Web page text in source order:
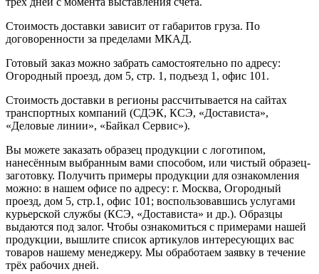
Стоимость доставки зависит от габаритов груза. По
договоренности за пределами МКАД.
Готовый заказ можно забрать самостоятельно по адресу:
Огородный проезд, дом 5, стр. 1, подъезд 1, офис 101.
Стоимость доставки в регионы рассчитывается на сайтах
транспортных компаний (СДЭК, КСЭ, «Достависта»,
«Деловые линии», «Байкал Сервис»).
Вы можете заказать образец продукции с логотипом,
нанесённым выбранным вами способом, или чистый образец-
заготовку. Получить примеры продукции для ознакомления
можно: в нашем офисе по адресу: г. Москва, Огородный
проезд, дом 5, стр.1, офис 101; воспользовавшись услугами
курьерской службы (КСЭ, «Достависта» и др.). Образцы
выдаются под залог. Чтобы ознакомиться с примерами нашей
продукции, вышлите список артикулов интересующих вас
товаров нашему менеджеру. Мы обработаем заявку в течение
трёх рабочих дней.